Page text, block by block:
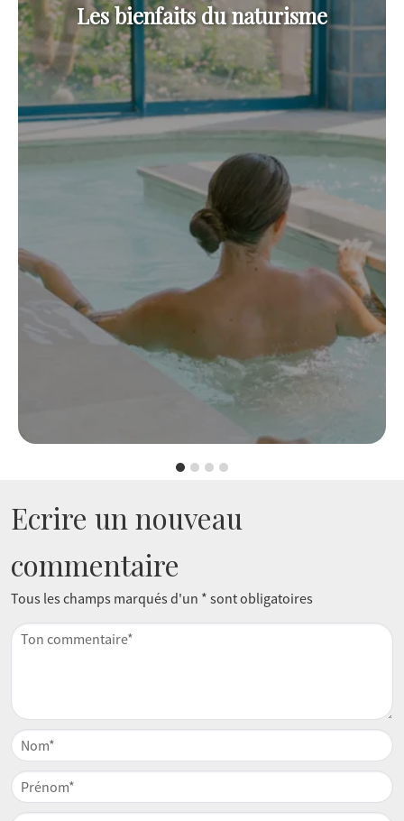
Les bienfaits du naturisme
Ecrire un nouveau
commentaire
Tous les champs marqués d'un * sont obligatoires